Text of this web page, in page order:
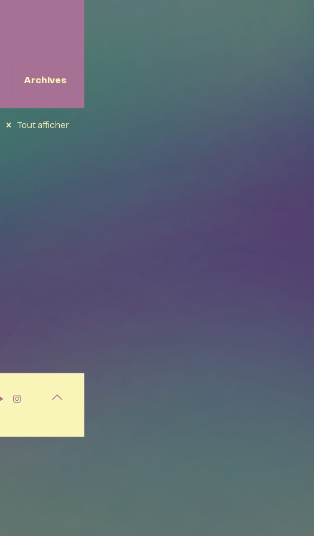
Archives
Tout afficher